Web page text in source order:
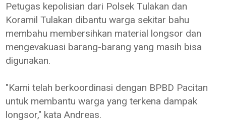
Petugas kepolisian dari Polsek Tulakan dan
Koramil Tulakan dibantu warga sekitar bahu
membahu membersihkan material longsor dan
mengevakuasi barang-barang yang masih bisa
digunakan.
"Kami telah berkoordinasi dengan BPBD Pacitan
untuk membantu warga yang terkena dampak
longsor," kata Andreas.